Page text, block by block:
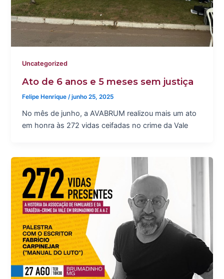
Uncategorized
Ato de 6 anos e 5 meses sem justiça
Felipe Henrique/junho 25, 2025
No mês de junho, a AVABRUM realizou mais um ato
em honra às 272 vidas ceifadas no crime da Vale